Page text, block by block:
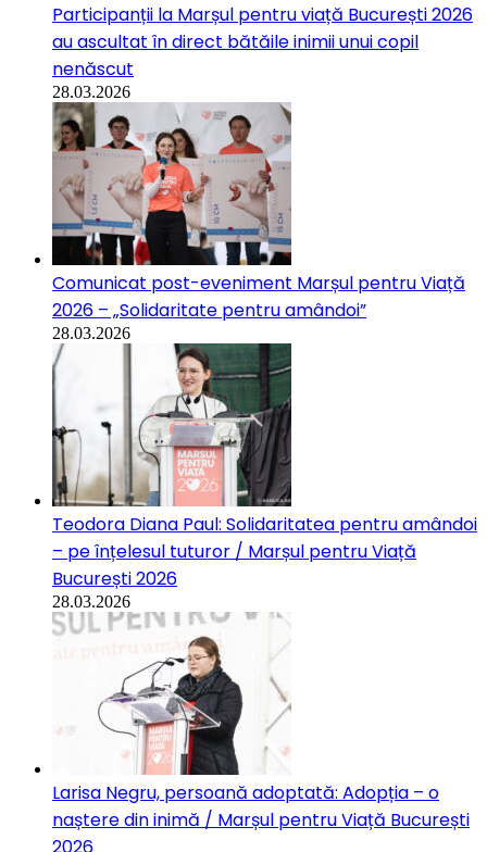
Participanții la Marșul pentru viață București 2026
au ascultat în direct bătăile inimii unui copil
nenăscut
28.03.2026
Comunicat post-eveniment Marșul pentru Viață
2026 – „Solidaritate pentru amândoi”
28.03.2026
Teodora Diana Paul: Solidaritatea pentru amândoi
– pe înțelesul tuturor / Marșul pentru Viață
București 2026
28.03.2026
Larisa Negru, persoană adoptată: Adopția – o
naștere din inimă / Marșul pentru Viață București
2026